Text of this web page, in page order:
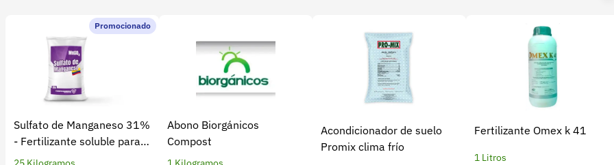
Promocionado
Sulfato de Manganeso 31%
- Fertilizante soluble para
cultivos
Abono Biorgánicos
Compost
Acondicionador de suelo
Promix clima frío
Fertilizante Omex k 41
1 Litros